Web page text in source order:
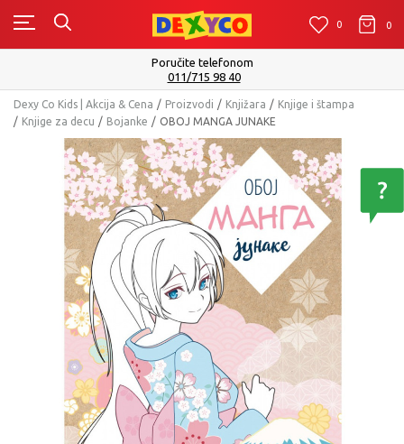
0 0 0
Isporuku možete očekivati u roku od 2
Dexy Co Kids | Akcija & Cena Proizvodi Knjižara
Knjige i štampa
Knjige za decu
Bojanke OBOJ MANGA JUNAKE